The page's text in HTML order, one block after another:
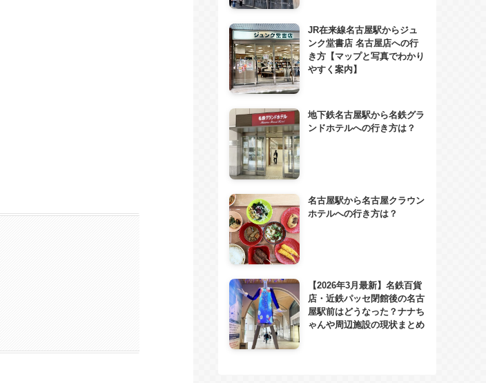
JR在来線名古屋駅からジュ
ンク堂書店 名古屋店への行
き方【マップと写真でわかり
やすく案内】
地下鉄名古屋駅から名鉄グラ
ンドホテルへの行き方は？
名古屋駅から名古屋クラウン
ホテルへの行き方は？
【2026年3月最新】名鉄百貨
店・近鉄パッセ閉館後の名古
屋駅前はどうなった？ナナち
ゃんや周辺施設の現状まとめ